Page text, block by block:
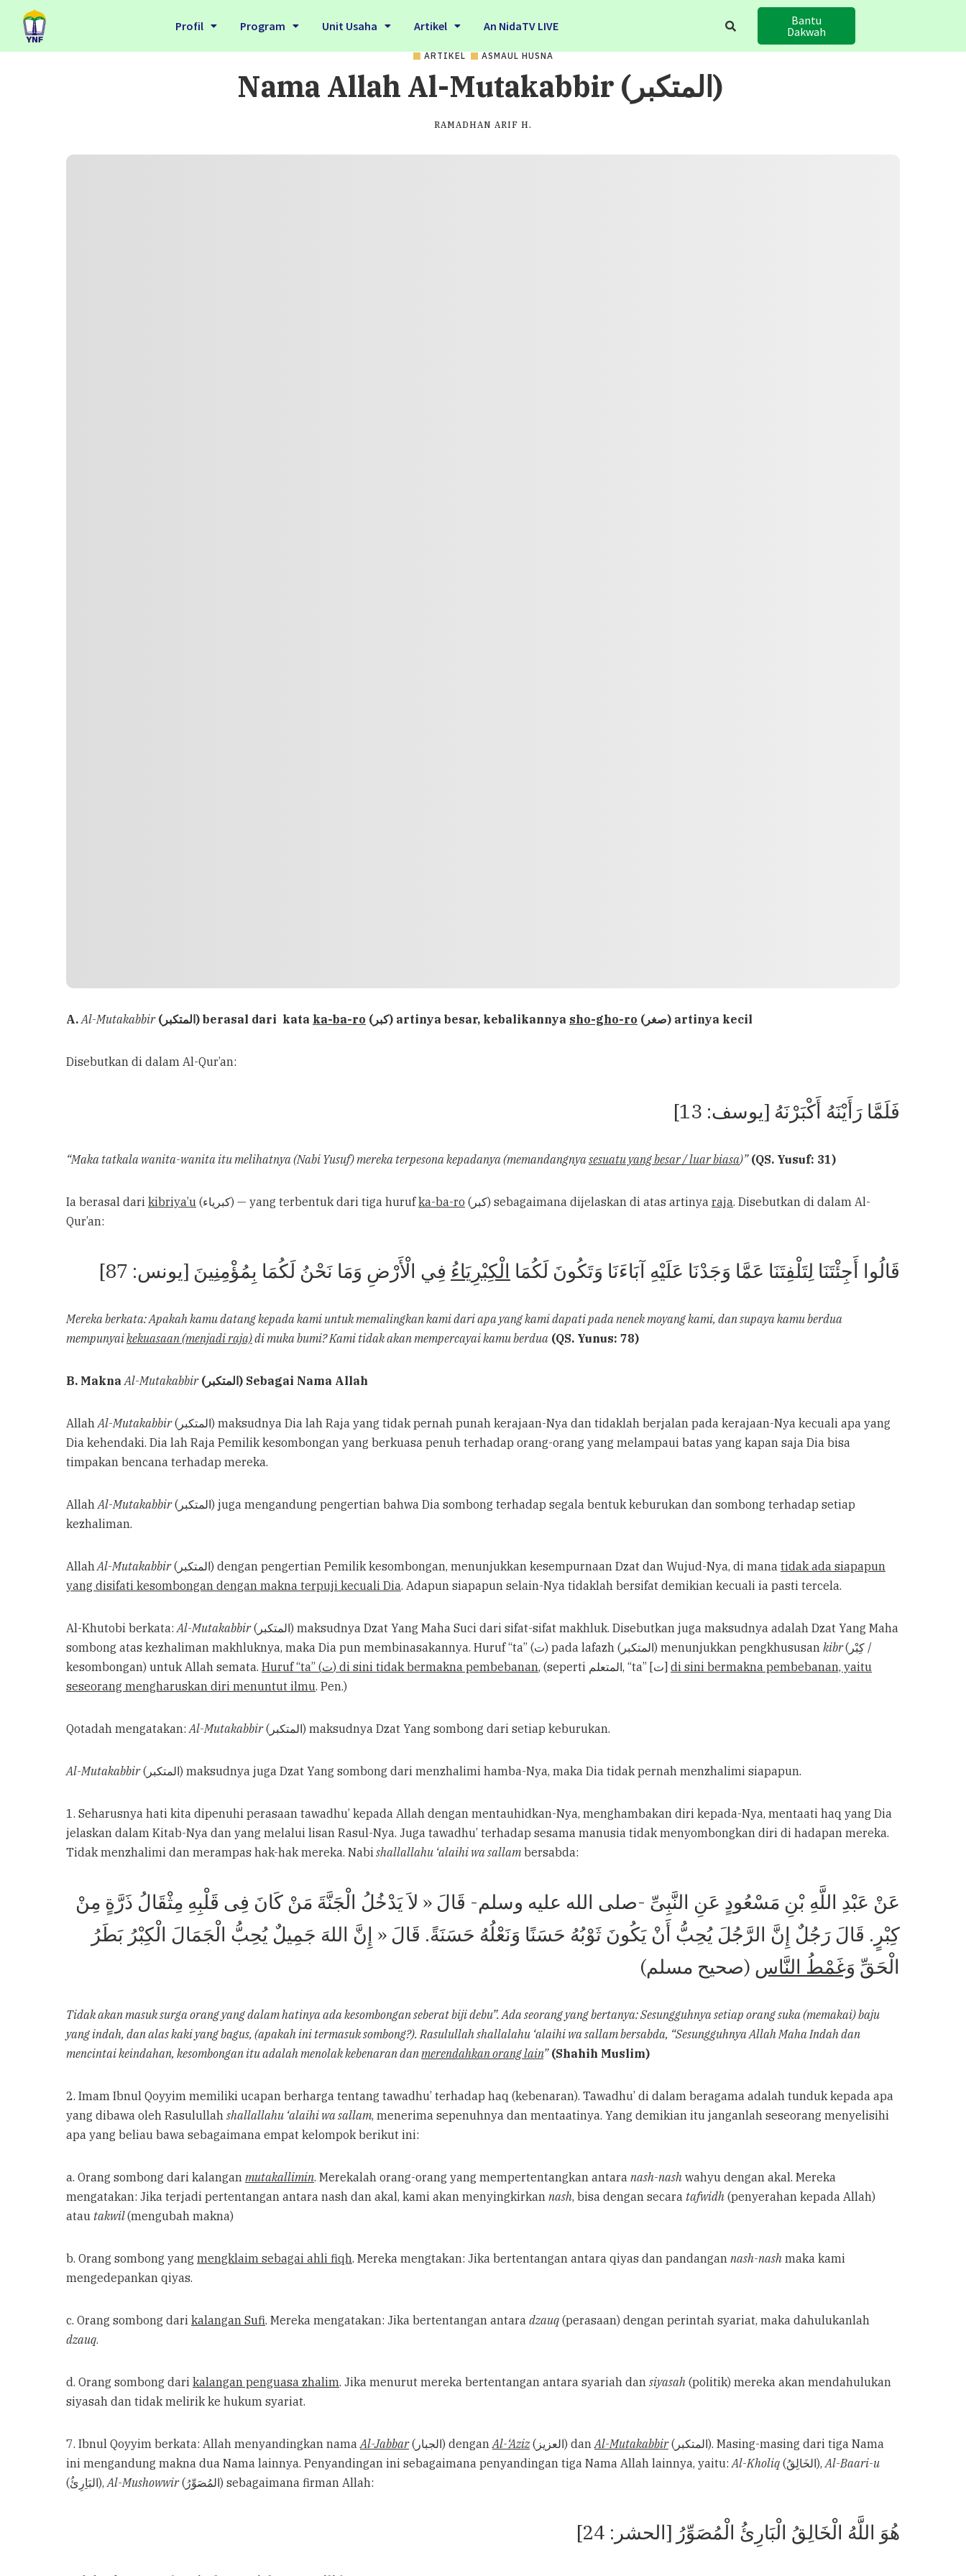
Profil Program Unit Usaha Artikel An NidaTV LIVE
Bantu
Dakwah
ARTIKEL ASMAUL HUSNA
Nama Allah Al-Mutakabbir (المتكبر)
RAMADHAN ARIF H.
A.Al-Mutakabbir (المتكبر) berasal dari kata ka-ba-ro (كبر) artinya besar, kebalikannya sho-gho-ro (صغر) artinya kecil
Disebutkan di dalam Al-Qur’an:
فَلَمَّا رَأَيْنَهُ أَكْبَرْنَهُ [يوسف: 13]
“Maka tatkala wanita-wanita itu melihatnya (Nabi Yusuf) mereka terpesona kepadanya (memandangnyasesuatu yang besar / luar biasa)” (QS. Yusuf: 31)
Ia berasal dari kibriya’u (كبرياء) — yang terbentuk dari tiga hurufka-ba-ro (كبر) sebagaimana dijelaskan di atas artinya raja. Disebutkan di dalam Al-
Qur’an:
قَالُوا أَجِئْتَنَا لِتَلْفِتَنَا عَمَّا وَجَدْنَا عَلَيْهِ آبَاءَنَا وَتَكُونَ لَكُمَا الْكِبْرِيَاءُ فِي الْأَرْضِ وَمَا نَحْنُ لَكُمَا بِمُؤْمِنِينَ [يونس: 87]
Mereka berkata: Apakah kamu datang kepada kami untuk memalingkan kami dari apa yang kami dapati pada nenek moyang kami, dan supaya kamu berdua
mempunyaikekuasaan (menjadi raja)di muka bumi? Kami tidak akan mempercayai kamu berdua (QS. Yunus: 78)
B. MaknaAl-Mutakabbir (المتكبر) Sebagai Nama Allah
AllahAl-Mutakabbir(المتكبر) maksudnya Dia lah Raja yang tidak pernah punah kerajaan-Nya dan tidaklah berjalan pada kerajaan-Nya kecuali apa yang
Dia kehendaki. Dia lah Raja Pemilik kesombongan yang berkuasa penuh terhadap orang-orang yang melampaui batas yang kapan saja Dia bisa
timpakan bencana terhadap mereka.
AllahAl-Mutakabbir(المتكبر) juga mengandung pengertian bahwa Dia sombong terhadap segala bentuk keburukan dan sombong terhadap setiap
kezhaliman.
AllahAl-Mutakabbir (المتكبر) dengan pengertian Pemilik kesombongan, menunjukkan kesempurnaan Dzat dan Wujud-Nya, di mana tidak ada siapapun
yang disifati kesombongan dengan makna terpuji kecuali Dia. Adapun siapapun selain-Nya tidaklah bersifat demikian kecuali ia pasti tercela.
Al-Khutobi berkata:Al-Mutakabbir(المتكبر) maksudnya Dzat Yang Maha Suci dari sifat-sifat makhluk. Disebutkan juga maksudnya adalah Dzat Yang Maha
sombong atas kezhaliman makhluknya, maka Dia pun membinasakannya. Huruf “ta” (ت) pada lafazh (المتكبر) menunjukkan pengkhususan kibr(كِبْر /
kesombongan) untuk Allah semata.
Huruf “ta” (ت) di sini tidak bermakna pembebanan , (seperti المتعلم, “ta” [ت] di sini bermakna pembebanan, yaitu
seseorang mengharuskan diri menuntut ilmu. Pen.)
Qotadah mengatakan:Al-Mutakabbir (المتكبر) maksudnya Dzat Yang sombong dari setiap keburukan.
Al-Mutakabbir (المتكبر) maksudnya juga Dzat Yang sombong dari menzhalimi hamba-Nya, maka Dia tidak pernah menzhalimi siapapun.
1. Seharusnya hati kita dipenuhi perasaan tawadhu’ kepada Allah dengan mentauhidkan-Nya, menghambakan diri kepada-Nya, mentaati haq yang Dia
jelaskan dalam Kitab-Nya dan yang melalui lisan Rasul-Nya. Juga tawadhu’ terhadap sesama manusia tidak menyombongkan diri di hadapan mereka.
Tidak menzhalimi dan merampas hak-hak mereka. Nabishallallahu ‘alaihi wa sallam bersabda:
عَنْ عَبْدِ اللَّهِ بْنِ مَسْعُودٍ عَنِ النَّبِىِّ -صلى الله عليه وسلم- قَالَ « لاَ يَدْخُلُ الْجَنَّةَ مَنْ كَانَ فِى قَلْبِهِ مِثْقَالُ ذَرَّةٍ مِنْ
كِبْرٍ. قَالَ رَجُلٌ إِنَّ الرَّجُلَ يُحِبُّ أَنْ يَكُونَ ثَوْبُهُ حَسَنًا وَنَعْلُهُ حَسَنَةً. قَالَ « إِنَّ اللهَ جَمِيلٌ يُحِبُّ الْجَمَالَ الْكِبْرُ بَطَرُ
الْحَقِّ وَغَمْطُ النَّاس (صحيح مسلم)
Tidak akan masuk surga orang yang dalam hatinya ada kesombongan seberat biji debu”. Ada seorang yang bertanya: Sesungguhnya setiap orang suka (memakai) baju
yang indah, dan alas kaki yang bagus, (apakah ini termasuk sombong?). Rasulullah shallalahu ‘alaihi wa sallam bersabda, “Sesungguhnya Allah Maha Indah dan
mencintai keindahan, kesombongan itu adalah menolak kebenaran danmerendahkan orang lain” (Shahih Muslim)
2. Imam Ibnul Qoyyim memiliki ucapan berharga tentang tawadhu’ terhadap haq (kebenaran). Tawadhu’ di dalam beragama adalah tunduk kepada apa
yang dibawa oleh Rasulullah shallallahu ‘alaihi wa sallam, menerima sepenuhnya dan mentaatinya. Yang demikian itu janganlah seseorang menyelisihi
apa yang beliau bawa sebagaimana empat kelompok berikut ini:
a. Orang sombong dari kalangan mutakallimin. Merekalah orang-orang yang mempertentangkan antara nash-nash wahyu dengan akal. Mereka
mengatakan: Jika terjadi pertentangan antara nash dan akal, kami akan menyingkirkan nash, bisa dengan secara tafwidh (penyerahan kepada Allah)
atau takwil(mengubah makna)
b. Orang sombong yang mengklaim sebagai ahli fiqh. Mereka mengtakan: Jika bertentangan antara qiyas dan pandangan nash-nash maka kami
mengedepankan qiyas.
c. Orang sombong dari kalangan Sufi. Mereka mengatakan: Jika bertentangan antara dzauq (perasaan) dengan perintah syariat, maka dahulukanlah
dzauq.
d. Orang sombong dari kalangan penguasa zhalim. Jika menurut mereka bertentangan antara syariah dan siyasah (politik) mereka akan mendahulukan
siyasah dan tidak melirik ke hukum syariat.
7. Ibnul Qoyyim berkata: Allah menyandingkan namaAl-Jabbar (الجبار) denganAl-‘Aziz (العزيز) danAl-Mutakabbir(المتكبر). Masing-masing dari tiga Nama
ini mengandung makna dua Nama lainnya. Penyandingan ini sebagaimana penyandingan tiga Nama Allah lainnya, yaitu:Al-Kholiq (الخَالِقُ),Al-Baari-u
(البَاِرِئُ),Al-Mushowwir (المُصَوِّرُ) sebagaimana firman Allah:
هُوَ اللَّهُ الْخَالِقُ الْبَارِئُ الْمُصَوِّرُ [الحشر: 24]